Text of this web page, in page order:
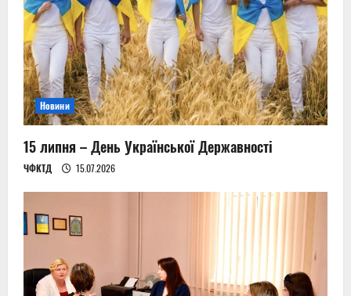
Новини
15 липня – День Української Державності
ЧФКТД 15.07.2026